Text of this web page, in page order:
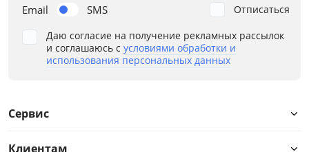
Email SMS
Даю согласие на получение рекламных рассылок
и соглашаюсь с условиями обработки и
использования персональных данных
Отписаться
Сервис
Клиентам